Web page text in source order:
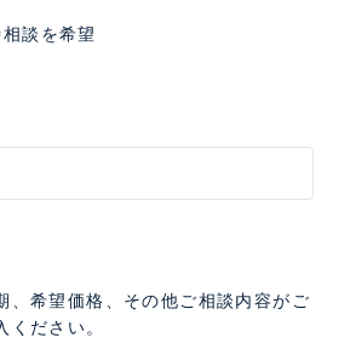
談を希望
、希望価格、その他ご相談内容がご
ください。